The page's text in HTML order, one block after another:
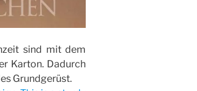
sind mit dem
Karton. Dadurch
Grundgerüst.